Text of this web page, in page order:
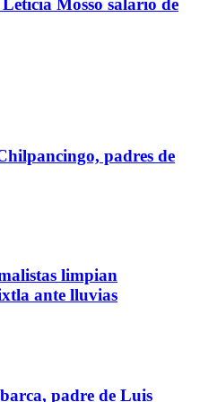
padres de
limpian
ante lluvias
padre de Luis